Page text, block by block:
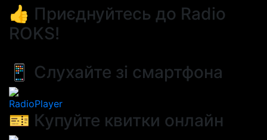
👍 Приєднуйтесь до Radio
ROKS!
📱 Слухайте зі смартфона
RadioPlayer
🎫 Купуйте квитки онлайн